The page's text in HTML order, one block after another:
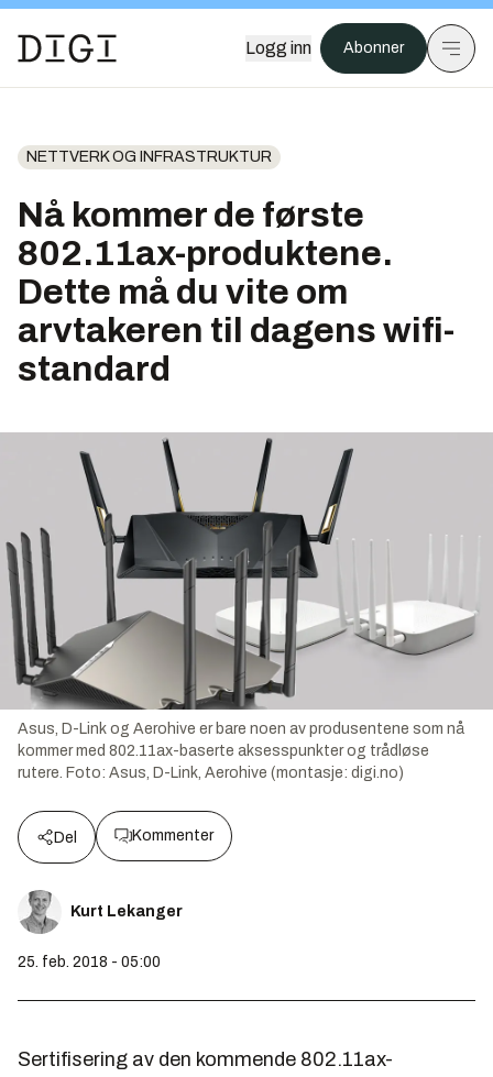
Logg inn Abonner
NETTVERK OG INFRASTRUKTUR
Nå kommer de første
802.11ax-produktene.
Dette må du vite om
arvtakeren til dagens wifi-
standard
Asus, D-Link og Aerohive er bare noen av produsentene som nå
kommer med 802.11ax-baserte aksesspunkter og trådløse
rutere. Foto: Asus, D-Link, Aerohive (montasje: digi.no)
Del Kommenter
Kurt Lekanger
25. feb. 2018 - 05:00
Sertifisering av den kommende 802.11ax-